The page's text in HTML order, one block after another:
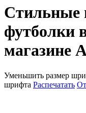
Стильные
футболки
магазине
Уменьшить размер
шрифта Распечатать